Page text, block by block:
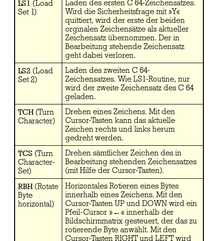
LS1 (Load
Set 1)
Laden des ersten C 64-Zeichensatzes.
Wird die Sicherheitsfrage mit »Y«
quittiert, wird der erste der beiden
orginalen Zeichensätze als aktueller
Zeichensatz übernommen. Der in
Bearbeitung stehende Zeichensatz
geht dabei verloren.
LS2 (Load
Set 2)
Laden des zweiten C 64-
Zeichensatzes. Wie LS1-Routine, nur
wird der zweite Zeichensatz des C 64
geladen.
TCH (Turn
Character)
Drehen eines Zeichens. Mit den
Cursor-Tasten kann das aktuelle
Zeichen rechts und links herum
gedreht werden.
TCS (Turn
Character-
Set)
Drehen sämtlicher Zeichen des in
Bearbeitung stehenden Zeichensatzes
(mit Hilfe der Cursor-Tasten).
RBH (Rotate
Byte
horizontal)
Horizontales Rotieren eines Bytes
innerhalb eines Zeichens. Mit den
Cursor-Tasten UP und DOWN wird ein
Pfeil-Cursor »←« innerhalb der
Bildschirmmatrix gesteuert, der das zu
rotierende Byte anwählt. Mit den
Cursor-Tasten RIGHT und LEFT wird